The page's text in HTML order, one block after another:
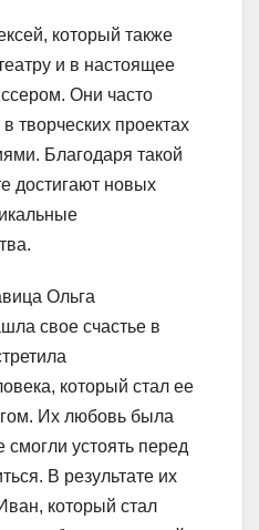
который также
и в настоящее
Они часто
творческих проектах
Благодаря такой
достигают новых
Ольга
свое счастье в
который стал ее
Их любовь была
смогли устоять перед
В результате их
который стал